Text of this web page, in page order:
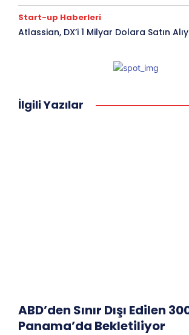
Start-up Haberleri
Atlassian, DX’i 1 Milyar Dolara Satın
İlgili Yazılar
ABD’den Sınır Dışı Edilen
Panama’da Bekletiliyor